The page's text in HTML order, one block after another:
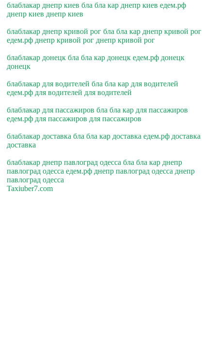
блаблакар днепр киев бла бла кар днепр киев едем.рф
днепр киев днепр киев
блаблакар днепр кривой рог бла бла кар днепр кривой рог
едем.рф днепр кривой рог днепр кривой рог
блаблакар донецк бла бла кар донецк едем.рф донецк
донецк
блаблакар для водителей бла бла кар для водителей
едем.рф для водителей для водителей
блаблакар для пассажиров бла бла кар для пассажиров
едем.рф для пассажиров для пассажиров
блаблакар доставка бла бла кар доставка едем.рф доставка
доставка
блаблакар днепр павлоград одесса бла бла кар днепр
павлоград одесса едем.рф днепр павлоград одесса днепр
павлоград одесса
Taxiuber7.com